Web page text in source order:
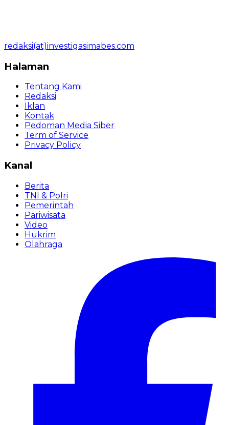
redaksi(at)investigasimabes.com
Halaman
Tentang Kami
Redaksi
Iklan
Kontak
Pedoman Media Siber
Term of Service
Privacy Policy
Kanal
Berita
TNI & Polri
Pemerintah
Pariwisata
Video
Hukrim
Olahraga